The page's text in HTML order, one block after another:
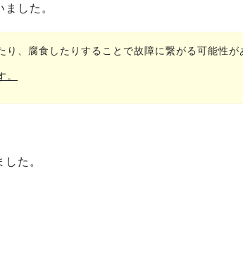
した。
、腐食したりすることで故障に繋がる可能性が
た。